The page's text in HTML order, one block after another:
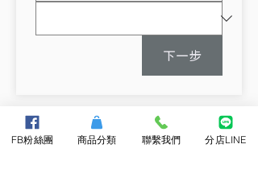
下一步
前一個商品 下一個商品
FB粉絲團 商品分類 聯繫我們 分店LINE